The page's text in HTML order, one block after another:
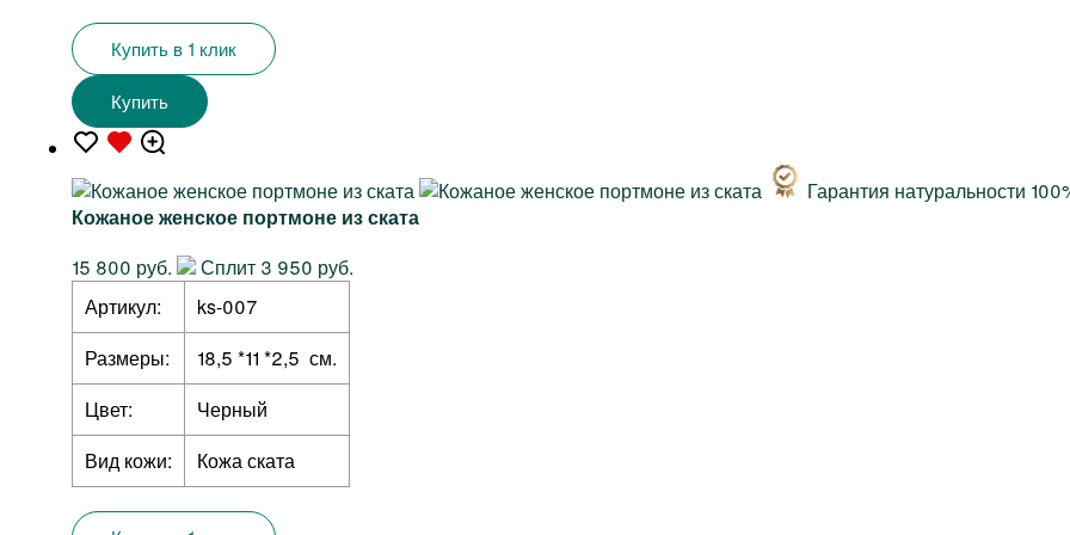
Купить в 1 клик
Купить
Гарантия натуральности
Кожаное женское портмоне из ската
15 800 руб.
Сплит 3 950 руб.
Артикул:
ks-007
Размеры:
18,5 *11 *2,5 см.
Цвет:
Черный
Вид кожи:
Кожа ската